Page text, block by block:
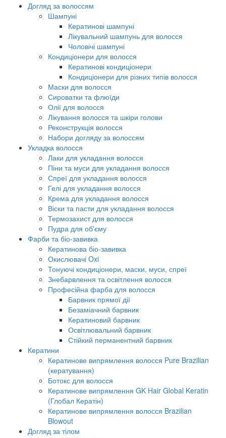
Догляд за волоссям
Шампуні
Кератинові шампуні
Лікувальний шампунь для волосся
Чоловічі шампуні
Кондиціонери для волосся
Кератинові кондиціонери
Кондиціонери для різних типів волосся
Маски для волосся
Сироватки та флюїди
Олії для волосся
Лікування волосся та шкіри голови
Реконструкція волосся
Набори догляду за волоссям
Укладка волосся
Лаки для укладання волосся
Піни та муси для укладання волосся
Спреї для укладання волосся
Гелі для укладання волосся
Крема для укладання волосся
Віски та пасти для укладання волосся
Термозахист для волосся
Пудра для об'єму
Фарби та біо-завивка
Кератинова біо-завивка
Окислювачі Oxi
Тонуючі кондиціонери, маски, муси, спреї
Знебарвлення та освітлення волосся
Професійна фарба для волосся
Барвник прямої дії
Безаміачний барвник
Кератиновий барвник
Освітлювальний барвник
Стійкий перманентний барвник
Кератини
Кератинове випрямлення волосся Pure Brazilian
(кератування)
Ботокс для волосся
Кератинове випрямлення GK Hair Global Keratin
(Глобал Кератін)
Кератинове випрямлення волосся Brazilian
Blowout
Догляд за тілом